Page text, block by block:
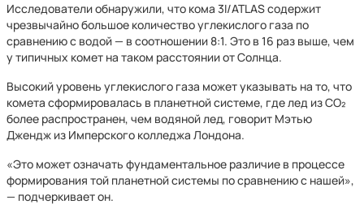
Исследователи обнаружили, что кома 3I/ATLAS содержит
чрезвычайно большое количество углекислого газа по
сравнению с водой — в соотношении 8:1. Это в 16 раз выше, чем
у типичных комет на таком расстоянии от Солнца.
Высокий уровень углекислого газа может указывать на то, что
комета сформировалась в планетной системе, где лед из CO₂
более распространен, чем водяной лед, говорит Мэтью
Джендж из Имперского колледжа Лондона.
«Это может означать фундаментальное различие в процессе
формирования той планетной системы по сравнению с нашей»,
— подчеркивает он.